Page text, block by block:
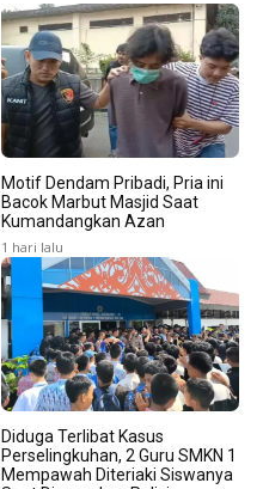
Motif Dendam Pribadi, Pria ini
Bacok Marbut Masjid Saat
Kumandangkan Azan
1 hari lalu
Diduga Terlibat Kasus
Perselingkuhan, 2 Guru SMKN 1
Mempawah Diteriaki Siswanya